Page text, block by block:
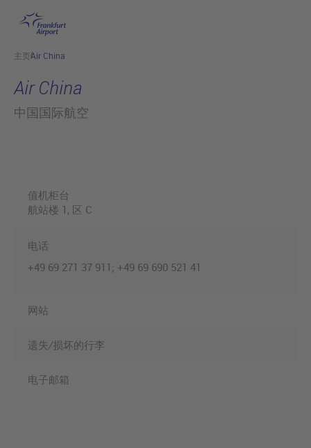
跳转至主页
主页Air China
Air China
中国国际航空
值机柜台
航站楼 1 , 区 C
电话
+49 69 271 37 911; +49 69 690 521 41
网站
遗失/损坏的行李
电子邮箱